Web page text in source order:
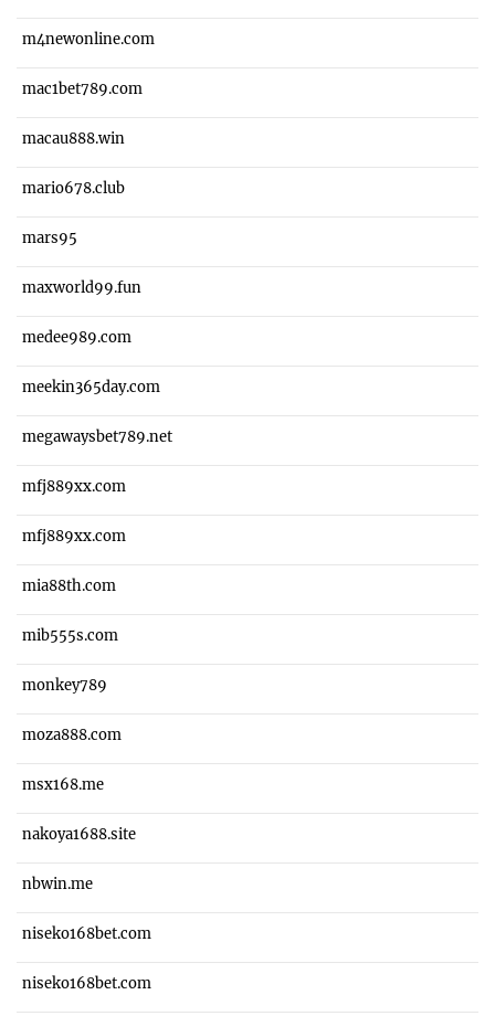
m4newonline.com
mac1bet789.com
macau888.win
mario678.club
mars95
maxworld99.fun
medee989.com
meekin365day.com
megawaysbet789.net
mfj889xx.com
mfj889xx.com
mia88th.com
mib555s.com
monkey789
moza888.com
msx168.me
nakoya1688.site
nbwin.me
niseko168bet.com
niseko168bet.com